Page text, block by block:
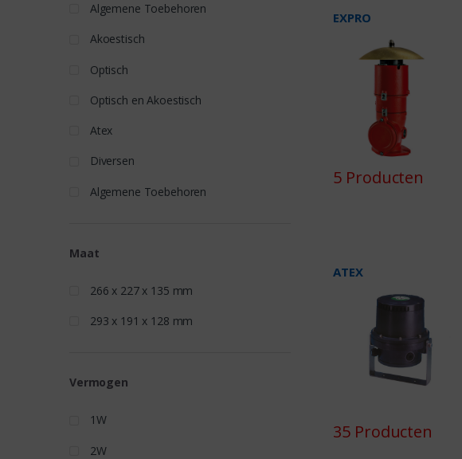
EXPRO
5 Producten
ATEX
35 Producten
Algemene Toebehoren
Akoestisch
Optisch
Optisch en Akoestisch
Atex
Diversen
Algemene Toebehoren
Maat
266 x 227 x 135 mm
293 x 191 x 128 mm
Vermogen
1W
2W